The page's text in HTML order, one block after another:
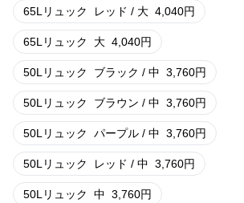
65Lリュック レッド / 大 4,040円
65Lリュック 大 4,040円
50Lリュック ブラック / 中 3,760円
50Lリュック ブラウン / 中 3,760円
50Lリュック パープル / 中 3,760円
50Lリュック レッド / 中 3,760円
50Lリュック 中 3,760円